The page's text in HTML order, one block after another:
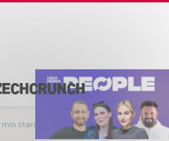
min čtení